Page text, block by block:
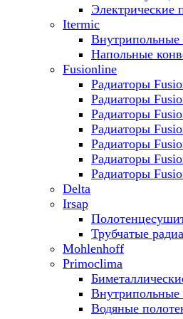
Электрические
Itermic
Внутрипольные
Напольные
Fusionline
Радиаторы
Радиаторы
Радиаторы
Радиаторы
Радиаторы
Радиаторы
Радиаторы
Delta
Irsap
Трубчатые
Mohlenhoff
Primoclima
Внутрипольные
Водяные